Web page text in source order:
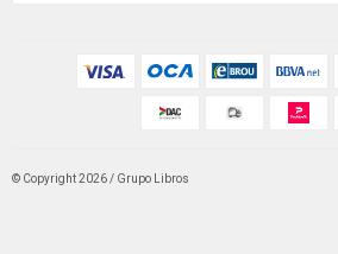
© Copyright 2026 / Grupo Libros